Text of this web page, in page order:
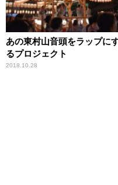
あの東村山音頭をラップに
るプロジェクト
2018.10.28